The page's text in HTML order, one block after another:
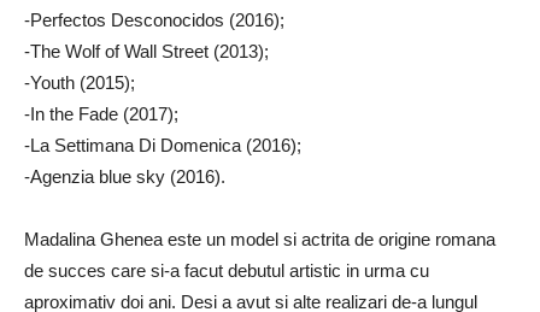
-Perfectos Desconocidos (2016);
-The Wolf of Wall Street (2013);
-Youth (2015);
-In the Fade (2017);
-La Settimana Di Domenica (2016);
-Agenzia blue sky (2016).
Madalina Ghenea este un model si actrita de origine romana
de succes care si-a facut debutul artistic in urma cu
aproximativ doi ani. Desi a avut si alte realizari de-a lungul